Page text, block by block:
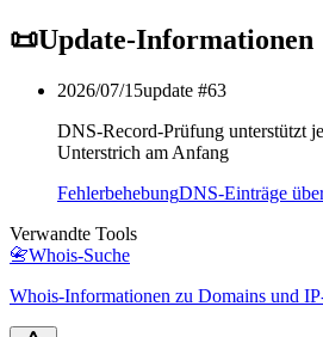
📜Update-Informationen
2026/07/15update #63
DNS-Record-Prüfung unterstützt
Unterstrich am Anfang
FehlerbehebungDNS-Einträge
Verwandte Tools
📇Whois-Suche
Whois-Informationen zu Domains und